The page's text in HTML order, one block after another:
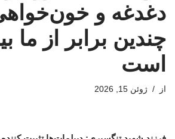
دغدغه و
چندین برابر از ما
است
از ژوئن 15, 2026